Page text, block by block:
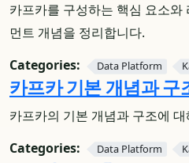
카프카를 구성하는 핵심 요소와
먼트 개념을 정리합니다.
Categories:
Data Platform
카프카 기본 개념과 구
카프카의 기본 개념과 구조에
Categories:
Data Platform